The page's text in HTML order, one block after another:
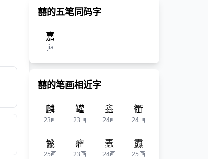
囍的五笔同码字
嘉
jia
囍的笔画相近字
麟
23画
罐
23画
鑫
24画
衢
24画
鬣
25画
癯
23画
蠹
24画
纛
25画